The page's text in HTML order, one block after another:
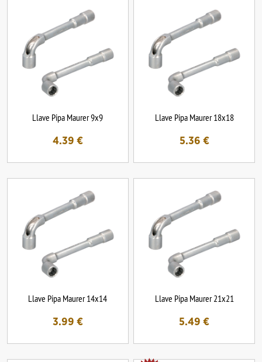
Llave Pipa Maurer 9x9
4.39 €
Llave Pipa Maurer 18x18
5.36 €
Llave Pipa Maurer 14x14
3.99 €
Llave Pipa Maurer 21x21
5.49 €